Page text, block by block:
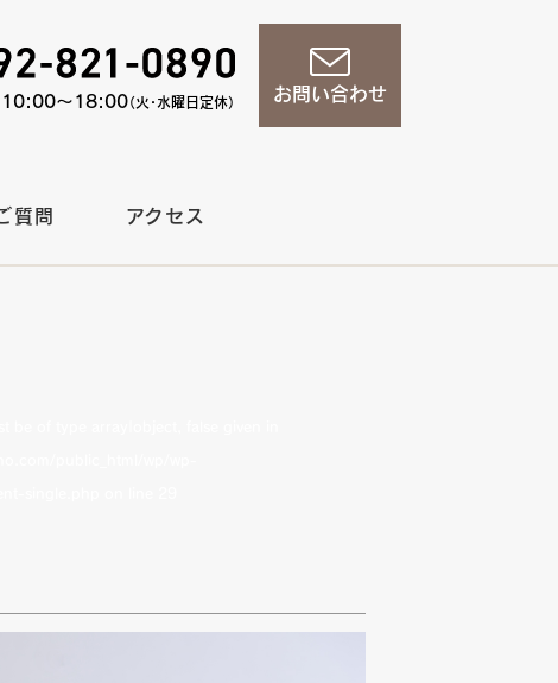
お問い合わせ
10:00〜18:00（火・水曜日定休）
質問 アクセス